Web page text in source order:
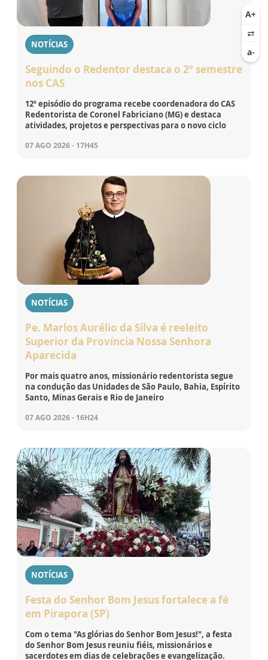
NOTÍCIAS
Seguindo o Redentor destaca o 2º semestre
nos CAS
12º episódio do programa recebe coordenadora do CAS
Redentorista de Coronel Fabriciano (MG) e destaca
atividades, projetos e perspectivas para o novo ciclo
07 AGO 2026 - 17H45
NOTÍCIAS
Pe. Marlos Aurélio da Silva é reeleito
Superior da Província Nossa Senhora
Aparecida
Por mais quatro anos, missionário redentorista segue
na condução das Unidades de São Paulo, Bahia, Espírito
Santo, Minas Gerais e Rio de Janeiro
07 AGO 2026 - 16H24
NOTÍCIAS
Festa do Senhor Bom Jesus fortalece a fé
em Pirapora (SP)
Com o tema "As glórias do Senhor Bom Jesus!", a festa
do Senhor Bom Jesus reuniu fiéis, missionários e
sacerdotes em dias de celebrações e evangelização.